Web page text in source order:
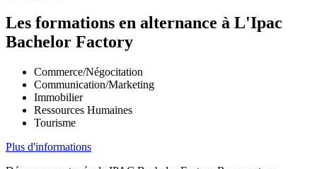
Les formations en alternance à L'Ipac
Bachelor Factory
Commerce/Négocitation
Communication/Marketing
Immobilier
Ressources Humaines
Tourisme
Plus d'informations